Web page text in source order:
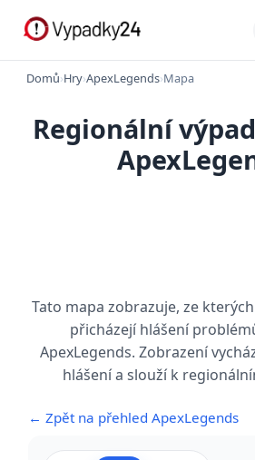
Domů›Hry›ApexLegends›Mapa
Regionální
Tato mapa zobrazuje, ze
přicházejí hlášení
ApexLegends. Zobrazení
hlášení a slouží k
← Zpět na přehled ApexLegends